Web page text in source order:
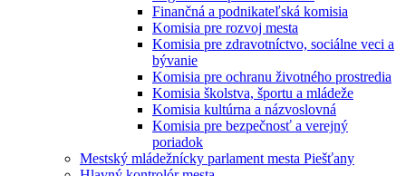
Finančná a podnikateľská komisia
Komisia pre rozvoj mesta
Komisia pre zdravotníctvo, sociálne veci a
bývanie
Komisia pre ochranu životného prostredia
Komisia školstva, športu a mládeže
Komisia kultúrna a názvoslovná
Komisia pre bezpečnosť a verejný
poriadok
Mestský mládežnícky parlament mesta Piešťany